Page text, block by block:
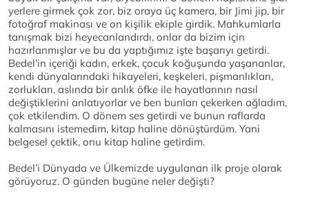
yerlere girmek çok zor, biz oraya üç kamera, bir Jimi jip, bir
fotoğraf makinası ve on kişilik ekiple girdik. Mahkumlarla
tanışmak bizi heyecanlandırdı, onlar da bizim için
hazırlanmışlar ve bu da yaptığımız işte başarıyı getirdi.
Bedel’in içeriği kadın, erkek, çocuk koğuşunda yaşananlar,
kendi dünyalarındaki hikayeleri, keşkeleri, pişmanlıkları,
zorlukları, aslında bir anlık öfke ile hayatlarının nasıl
değiştiklerini anlatıyorlar ve ben bunları çekerken ağladım,
çok etkilendim. O dönem ses getirdi ve bunun raflarda
kalmasını istemedim, kitap haline dönüştürdüm. Yani
belgesel çektik, onu kitap haline getirdim.
Bedel’i Dünyada ve Ülkemizde uygulanan ilk proje olarak
görüyoruz. O günden bugüne neler değişti?